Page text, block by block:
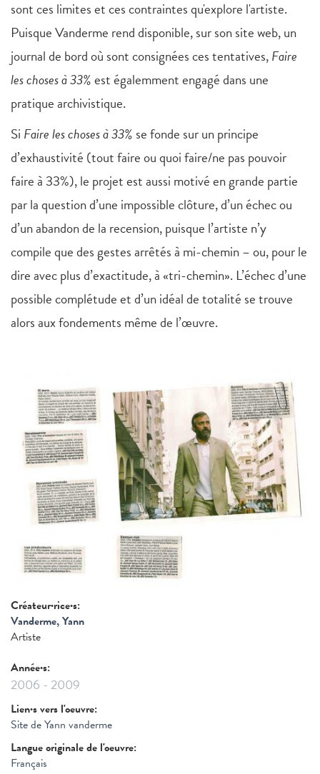
sont ces limites et ces contraintes qu'explore l'artiste.
Puisque Vanderme rend disponible, sur son site web, un
journal de bord où sont consignées ces tentatives,Faire
les choses à 33%est égalemment engagé dans une
pratique archivistique.
Si Faire les choses à 33% se fonde sur un principe
d’exhaustivité (tout faire ou quoi faire/ne pas pouvoir
faire à 33%), le projet est aussi motivé en grande partie
par la question d’une impossible clôture, d’un échec ou
d’un abandon de la recension, puisque l’artiste n’y
compile que des gestes arrêtés à mi-chemin – ou, pour le
dire avec plus d’exactitude, à «tri-chemin». L’échec d’une
possible complétude et d’un idéal de totalité se trouve
alors aux fondements même de l’œuvre.
Créateur·rice·s:
Vanderme, Yann
Artiste
Année·s:
2006 - 2009
Lien·s vers l'oeuvre:
Site de Yann vanderme
Langue originale de l'oeuvre:
Français